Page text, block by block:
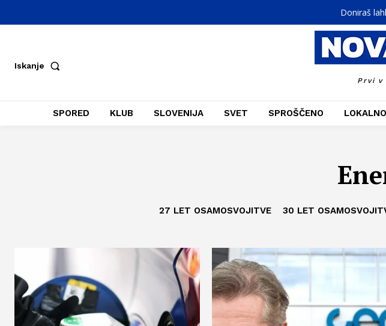
Doniraš
Iskanje
Prvi v
SPORED KLUB SLOVENIJA SVET SPROŠČENO LOKALNO
27 LET OSAMOSVOJITVE 30 LET